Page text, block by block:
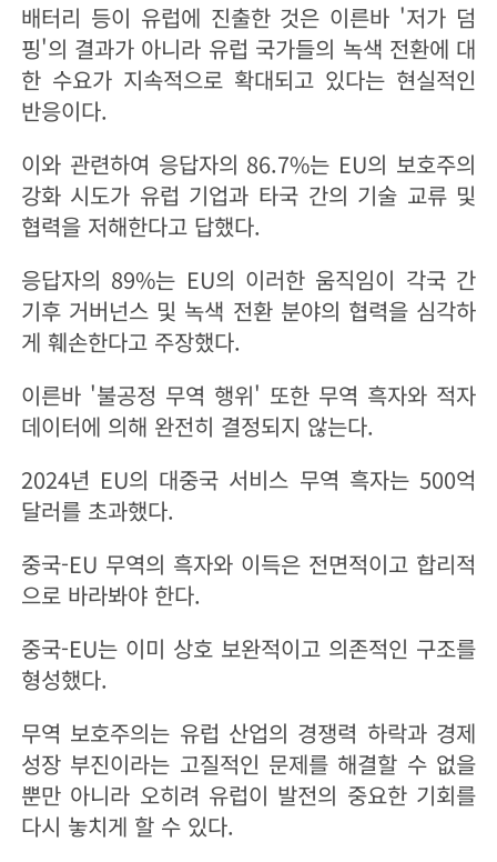
배터리 등이 유럽에 진출한 것은 이른바 '저가 덤
핑'의 결과가 아니라 유럽 국가들의 녹색 전환에 대
한 수요가 지속적으로 확대되고 있다는 현실적인
반응이다.
이와 관련하여 응답자의 86.7%는 EU의 보호주의
강화 시도가 유럽 기업과 타국 간의 기술 교류 및
협력을 저해한다고 답했다.
응답자의 89%는 EU의 이러한 움직임이 각국 간
기후 거버넌스 및 녹색 전환 분야의 협력을 심각하
게 훼손한다고 주장했다.
이른바 '불공정 무역 행위' 또한 무역 흑자와 적자
데이터에 의해 완전히 결정되지 않는다.
2024년 EU의 대중국 서비스 무역 흑자는 500억
달러를 초과했다.
중국-EU 무역의 흑자와 이득은 전면적이고 합리적
으로 바라봐야 한다.
중국-EU는 이미 상호 보완적이고 의존적인 구조를
형성했다.
무역 보호주의는 유럽 산업의 경쟁력 하락과 경제
성장 부진이라는 고질적인 문제를 해결할 수 없을
뿐만 아니라 오히려 유럽이 발전의 중요한 기회를
다시 놓치게 할 수 있다.